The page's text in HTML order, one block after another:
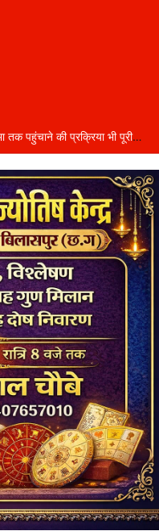
आमसभा में निर्णय होना है तो विषय आमसभा तक पहुंचाने की प्रक्रिया भी पूरी होनी चाहिए…..